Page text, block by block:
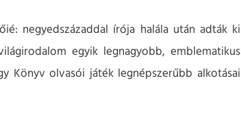
negyedszázaddal írója halála után adták ki
egyik legnagyobb, emblematikus
Könyv olvasói játék legnépszerűbb alkotásai